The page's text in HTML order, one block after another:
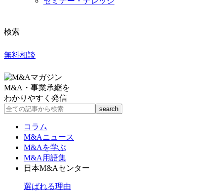
検索
無料相談
M&A・事業承継を
わかりやすく発信
コラム
M&Aニュース
M&Aを学ぶ
M&A用語集
日本M&Aセンター
選ばれる理由